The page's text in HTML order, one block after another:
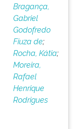
Bragança,
Gabriel
Godofredo
Fiuza de;
Rocha, Kátia;
Moreira,
Rafael
Henrique
Rodrigues